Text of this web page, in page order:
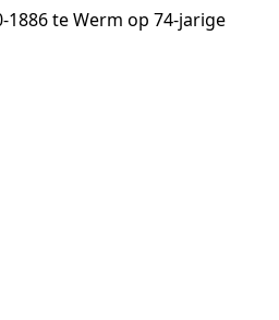
teWerm op 74-jarige